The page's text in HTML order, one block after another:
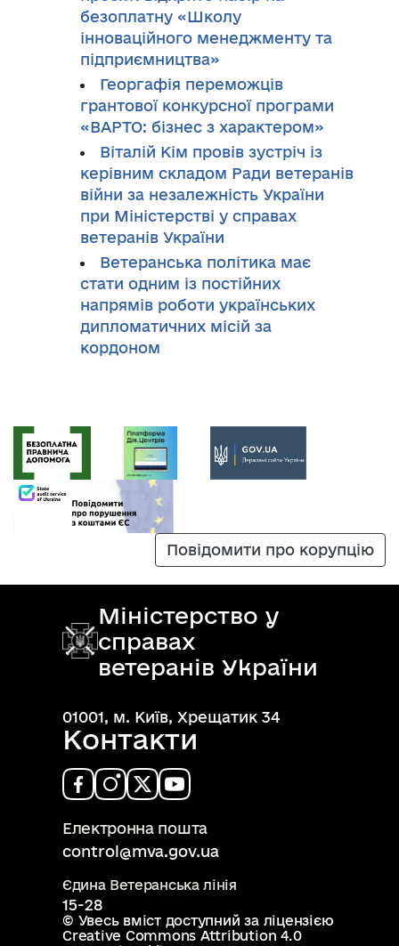
безоплатну «Школу
інноваційного менеджменту та
підприємництва»
Георгафія переможців
грантової конкурсної програми
«ВАРТО: бізнес з характером»
Віталій Кім провів зустріч із
керівним складом Ради ветеранів
війни за незалежність України
при Міністерстві у справах
ветеранів України
Ветеранська політика має
стати одним із постійних
напрямів роботи українських
дипломатичних місій за
кордоном
Повідомити про корупцію
Міністерство у
справах
ветеранів України
01001, м. Київ, Хрещатик 34
Контакти
Електронна пошта
control@mva.gov.ua
Єдина Ветеранська лінія
15-28
© Увесь вміст доступний за ліцензією
Creative Commons Attribution 4.0